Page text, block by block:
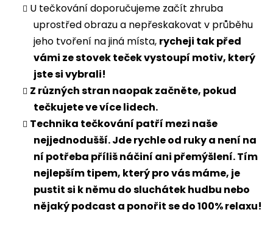
U tečkování doporučujeme začít zhruba
uprostřed obrazu a nepřeskakovat v průběhu
jeho tvoření na jiná místa, rycheji tak před
vámi ze stovek teček vystoupí motiv, který
jste si vybrali!
Z různých stran naopak začněte, pokud
tečkujete ve více lidech.
Technika tečkování patří mezi naše
nejjednodušší. Jde rychle od ruky a není na
ní potřeba příliš náčiní ani přemýšlení. Tím
nejlepším tipem, který pro vás máme, je
pustit si k němu do sluchátek hudbu nebo
nějaký podcast a ponořit se do 100% relaxu!